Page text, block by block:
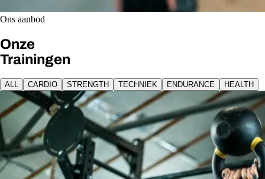
Ons aanbod
Onze
Trainingen
ALL CARDIO STRENGTH TECHNIEK ENDURANCE HEALTH